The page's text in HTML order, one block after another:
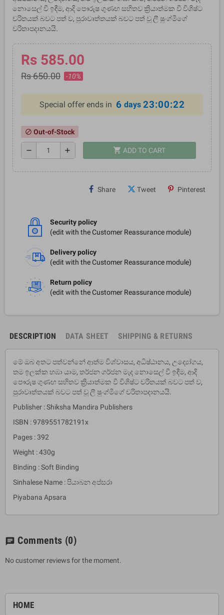
HOME
නොසෙල් වී ඉඳීම, ආදි පෞරුෂ ගුණඟ සහිතව ක්‍රියාත්මක වී විශිෂ්ට
චරිතයක් බවට පත් ව, පුරාවෘත්තයක් බවට පත් වූ ලී ෂුංග්මීගේ
චරිතාපදානයයි.
Rs 585.00
Rs 650.00 -10%
Special offer ends in 6 days 23:00:22
block Out-of-Stock
remove add shopping_cart ADD TO CART
Share Tweet Pinterest
Security policy
(edit with the Customer Reassurance module)
Delivery policy
(edit with the Customer Reassurance module)
Return policy
(edit with the Customer Reassurance module)
DESCRIPTION DATA SHEET SHIPPING & RETURNS
මේ ඔබ අතට පත්වන්නේ ආත්ම විශ්වාසය, අධිෂ්ඨානය, උද්‍යෝගය,
තම ඉලක්ක හඹා යාම, තර්ජන ගර්ජන මැද නොසෙල් වී ඉඳීම, ආදි
පෞරුෂ ගුණඟ සහිතව ක්‍රියාත්මක වී විශිෂ්ට චරිතයක් බවට පත් ව,
පුරාවෘත්තයක් බවට පත් වූ ලී ෂුංග්මීගේ චරිතාපදානයයි.
Publisher : Shiksha Mandira Publishers
ISBN : 9789551782191x
Pages : 392
Weight : 430g
Binding : Soft Binding
Sinhalese Name : පියාබන අප්සරා
Piyabana Apsara
chat Comments (0)
No customer reviews for the moment.